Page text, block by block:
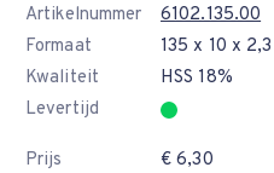
Artikelnummer
6102.135.00
Formaat
135 x 10 x 2,3
Kwaliteit
HSS 18%
Levertijd
Prijs
€ 6,30